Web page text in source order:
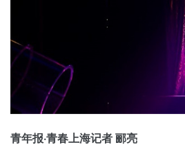
青年报·青春上海记者 郦亮